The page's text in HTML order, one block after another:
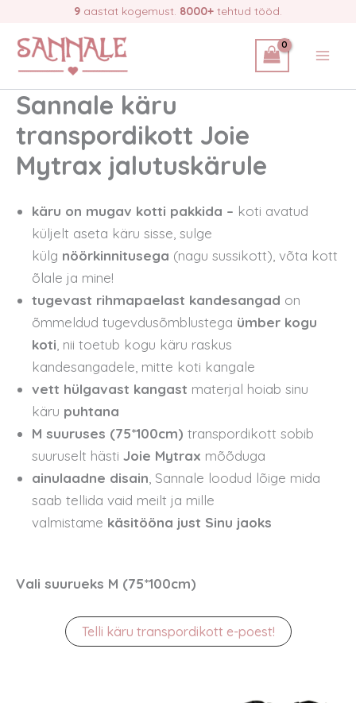
content
9 aastat kogemust. 8000+ tehtud tööd.
Sannale käru
transpordikott Joie
Mytrax jalutuskärule
käru on mugav kotti pakkida – koti avatud
küljelt aseta käru sisse, sulge
külg nöörkinnitusega (nagu sussikott), võta kott
õlale ja mine!
tugevast rihmapaelast kandesangad on
õmmeldud tugevdusõmblustega ümber kogu
koti , nii toetub kogu käru raskus
kandesangadele, mitte koti kangale
vett hülgavast kangast materjal hoiab sinu
käru puhtana
M suuruses (75*100cm) transpordikott sobib
suuruselt hästi Joie Mytrax mõõduga
ainulaadne disain , Sannale loodud lõige mida
saab tellida vaid meilt ja mille
valmistame käsitööna just Sinu jaoks
Vali suurueks M (75*100cm)
Telli käru transpordikott e-poest!